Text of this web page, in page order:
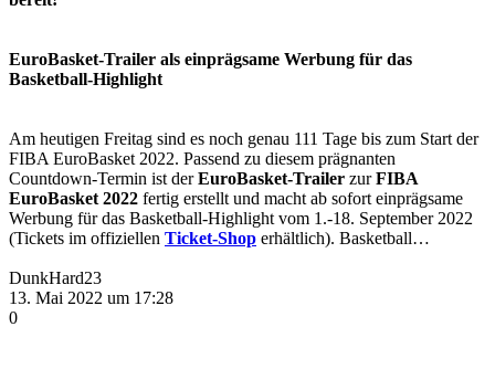
EuroBasket-Trailer als einprägsame Werbung für das
Basketball-Highlight
Am heutigen Freitag sind es noch genau 111 Tage bis zum Start der
FIBA EuroBasket 2022. Passend zu diesem prägnanten
Countdown-Termin ist derEuroBasket-Trailer zurFIBA
EuroBasket 2022 fertig erstellt und macht ab sofort einprägsame
Werbung für das Basketball-Highlight vom 1.-18. September 2022
(Tickets im offiziellen Ticket-Shop erhältlich). Basketball…
DunkHard23
13. Mai 2022 um 17:28
0